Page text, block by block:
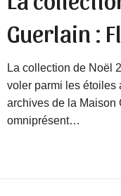
Guerlain :
La collection de Noël
voler parmi les étoiles
archives de la Maison
omniprésent…